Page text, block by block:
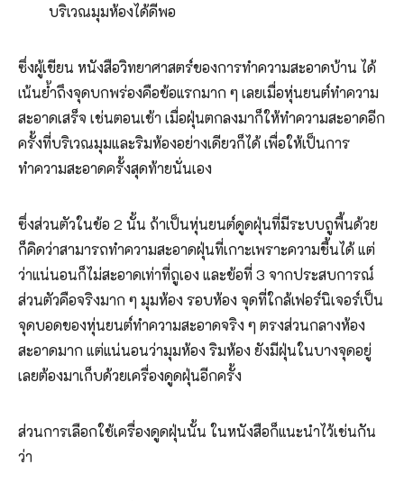
บริเวณมุมห้องได้ดีพอ
ซึ่งผู้เขียน หนังสือวิทยาศาสตร์ของการทำความสะอาดบ้าน ได้
เน้นย้ำถึงจุดบกพร่องคือข้อแรกมาก ๆ เลยเมื่อหุ่นยนต์ทำความ
สะอาดเสร็จ เช่นตอนเช้า เมื่อฝุ่นตกลงมาก็ให้ทำความสะอาดอีก
ครั้งที่บริเวณมุมและริมห้องอย่างเดียวก็ได้ เพื่อให้เป็นการ
ทำความสะอาดครั้งสุดท้ายนั่นเอง
ซึ่งส่วนตัวในข้อ 2 นั้น ถ้าเป็นหุ่นยนต์ดูดฝุ่นที่มีระบบถูพื้นด้วย
ก็คิดว่าสามารถทำความสะอาดฝุ่นที่เกาะเพราะความชื้นได้ แต่
ว่าแน่นอนก็ไม่สะอาดเท่าที่ถูเอง และข้อที่ 3 จากประสบการณ์
ส่วนตัวคือจริงมาก ๆ มุมห้อง รอบห้อง จุดที่ใกล้เฟอร์นิเจอร์เป็น
จุดบอดของหุ่นยนต์ทำความสะอาดจริง ๆ ตรงส่วนกลางห้อง
สะอาดมาก แต่แน่นอนว่ามุมห้อง ริมห้อง ยังมีฝุ่นในบางจุดอยู่
เลยต้องมาเก็บด้วยเครื่องดูดฝุ่นอีกครั้ง
ส่วนการเลือกใช้เครื่องดูดฝุ่นนั้น ในหนังสือก็แนะนำไว้เช่นกัน
ว่า